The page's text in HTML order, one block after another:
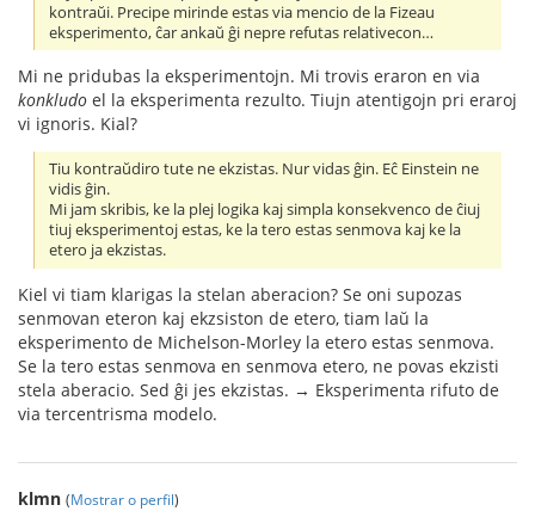
kontraŭi. Precipe mirinde estas via mencio de la Fizeau
eksperimento, ĉar ankaŭ ĝi nepre refutas relativecon…
Mi ne pridubas la eksperimentojn. Mi trovis eraron en via
konkludo el la eksperimenta rezulto. Tiujn atentigojn pri eraroj
vi ignoris. Kial?
Tiu kontraŭdiro tute ne ekzistas. Nur vidas ĝin. Eĉ Einstein ne
vidis ĝin.
Mi jam skribis, ke la plej logika kaj simpla konsekvenco de ĉiuj
tiuj eksperimentoj estas, ke la tero estas senmova kaj ke la
etero ja ekzistas.
Kiel vi tiam klarigas la stelan aberacion? Se oni supozas
senmovan eteron kaj ekzsiston de etero, tiam laŭ la
eksperimento de Michelson-Morley la etero estas senmova.
Se la tero estas senmova en senmova etero, ne povas ekzisti
stela aberacio. Sed ĝi jes ekzistas. → Eksperimenta rifuto de
via tercentrisma modelo.
klmn (Mostrar o perfil)